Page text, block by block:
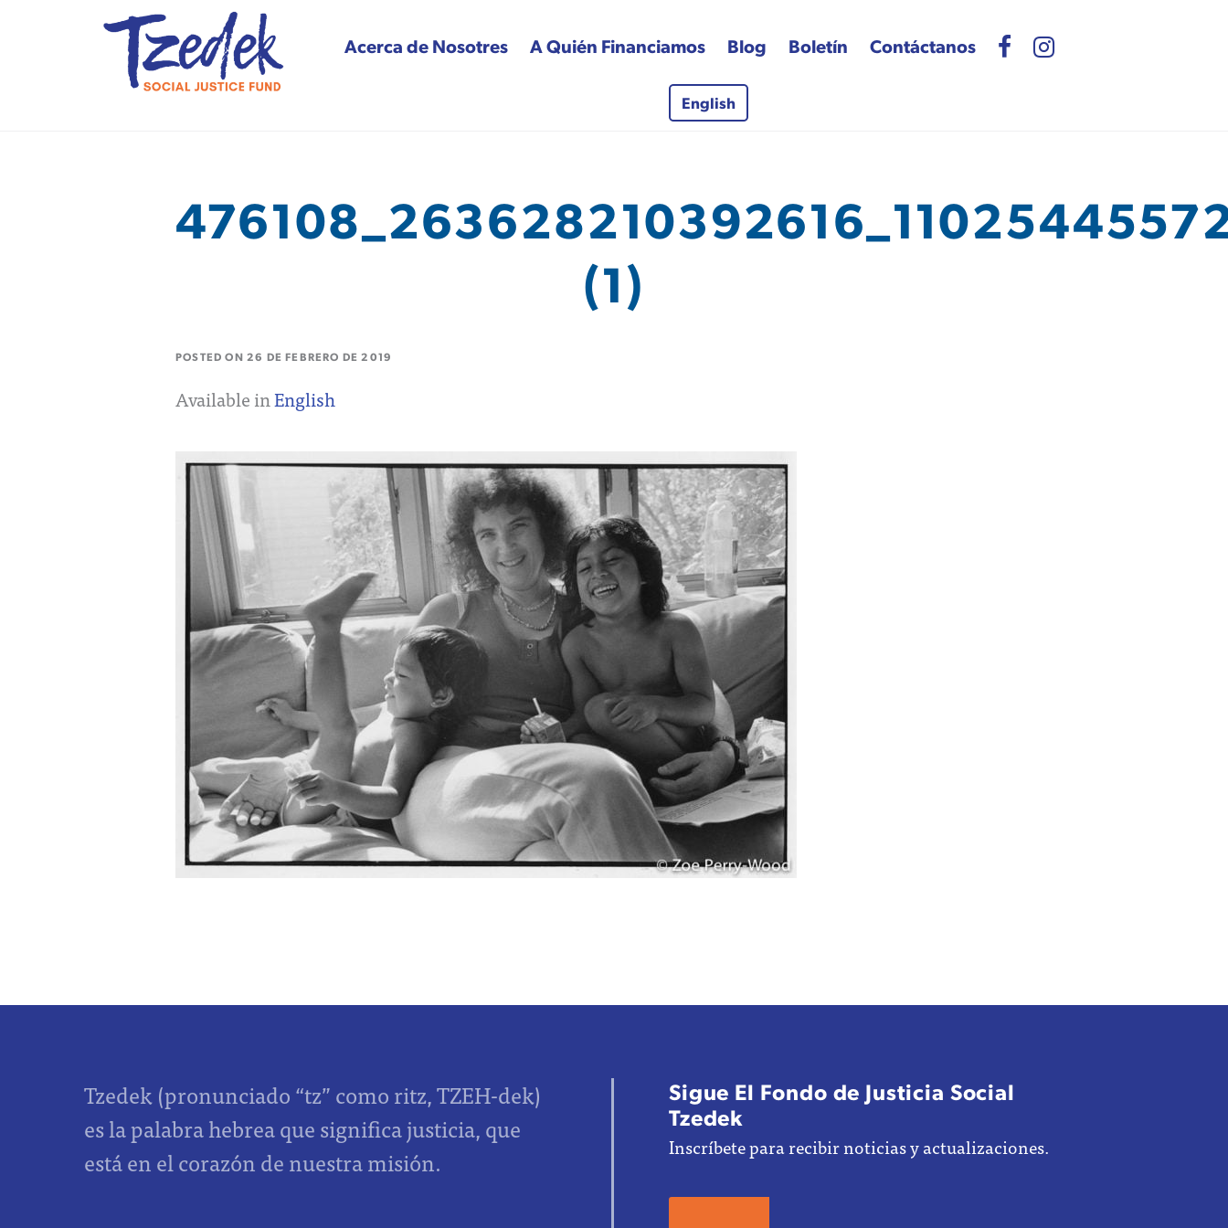
Acerca de Nosotres A Quién Financiamos Blog Boletín Contáctanos
English
(1)
POSTED ON 26 DE FEBRERO DE 2019
Available inEnglish
Tzedek (pronunciado “tz” como ritz, TZEH-dek)
es la palabra hebrea que significa justicia, que
está en el corazón de nuestra misión.
Sigue El Fondo de Justicia Social
Tzedek
Inscríbete para recibir noticias y actualizaciones.